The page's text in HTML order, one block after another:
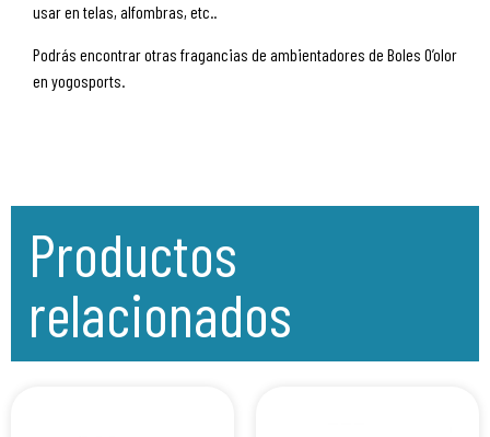
usar en telas, alfombras, etc..
Podrás encontrar otras fragancias de ambientadores de Boles O’olor
en yogosports.
Productos
relacionados